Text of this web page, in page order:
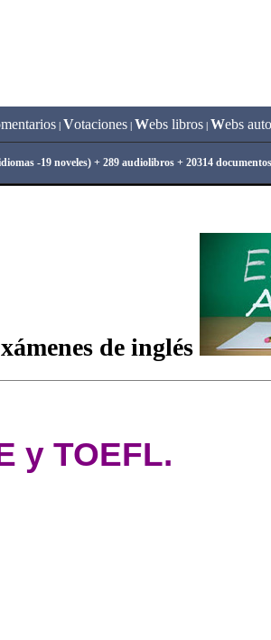
| Votaciones| Webs libros| Webs
-19 noveles) + 289 audiolibros + 20314 documentos
de inglés
y TOEFL.